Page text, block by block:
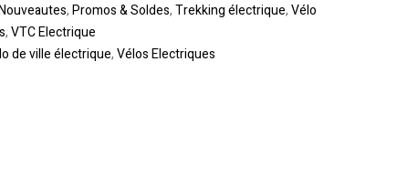
,Promos & Soldes,Trekking électrique,Vélo
,VTC Electrique
de ville électrique,Vélos Electriques